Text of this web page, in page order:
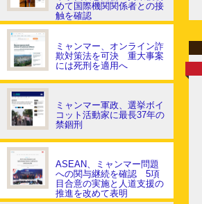
めて国際機関関係者との接
触を確認
ミャンマー、オンライン詐
欺対策法を可決 重大事案
には死刑を適用へ
ミャンマー軍政、選挙ボイ
コット活動家に最長37年の
禁錮刑
ASEAN、ミャンマー問題
への関与継続を確認 5項
目合意の実施と人道支援の
推進を改めて表明